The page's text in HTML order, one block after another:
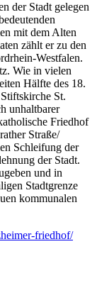
der Stadt gelegen
mit dem Alten
zählt er zu den
Westfalen.
Wie in vielen
Hälfte des 18.
St.
unhaltbarer
Friedhof
Straße/
Schleifung der
der Stadt.
und in
Stadtgrenze
kommunalen
friedhof/